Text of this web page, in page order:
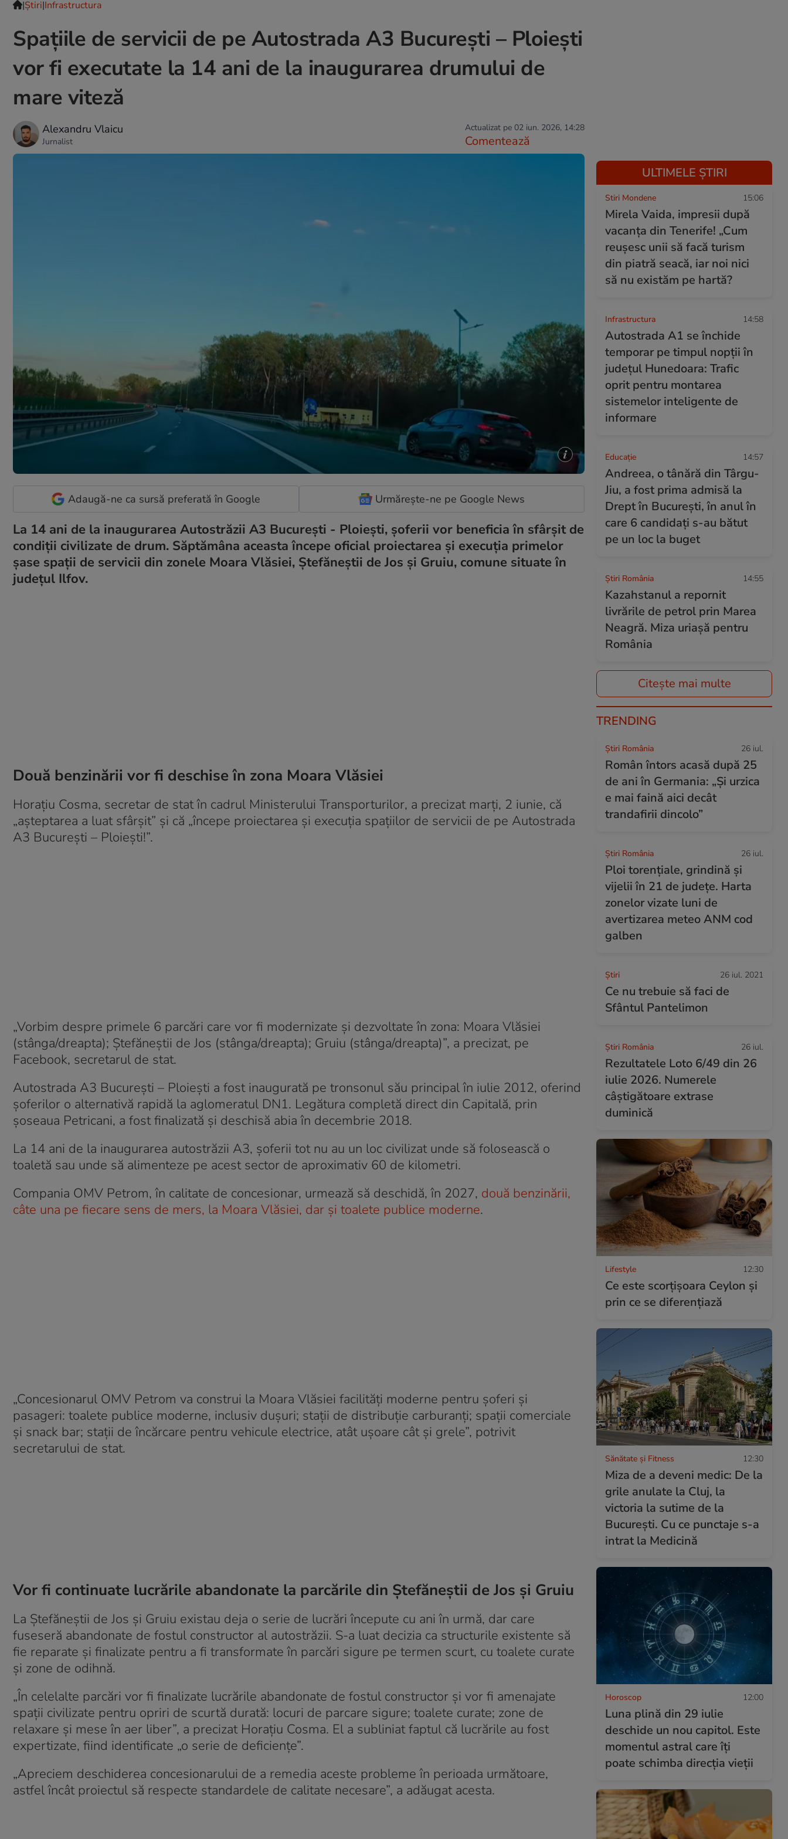
|Ştiri|Infrastructura
Spațiile de servicii de pe Autostrada A3 București – Ploiești
vor fi executate la 14 ani de la inaugurarea drumului de
mare viteză
Alexandru Vlaicu
Jurnalist
Actualizat pe 02 iun. 2026, 14:28
Comentează
Adaugă-ne ca sursă preferată în Google Urmărește-ne pe Google News
La 14 ani de la inaugurarea Autostrăzii A3 București - Ploiești, șoferii vor beneficia în sfârșit de
condiții civilizate de drum. Săptămâna aceasta începe oficial proiectarea și execuția primelor
șase spații de servicii din zonele Moara Vlăsiei, Ștefăneștii de Jos și Gruiu, comune situate în
județul Ilfov.
Două benzinării vor fi deschise în zona Moara Vlăsiei
Horațiu Cosma, secretar de stat în cadrul Ministerului Transporturilor, a precizat marți, 2 iunie, că
„așteptarea a luat sfârșit” și că „începe proiectarea și execuția spațiilor de servicii de pe Autostrada
A3 București – Ploiești!”.
„Vorbim despre primele 6 parcări care vor fi modernizate și dezvoltate în zona: Moara Vlăsiei
(stânga/dreapta); Ștefăneștii de Jos (stânga/dreapta); Gruiu (stânga/dreapta)”, a precizat, pe
Facebook, secretarul de stat.
Autostrada A3 București – Ploiești a fost inaugurată pe tronsonul său principal în iulie 2012, oferind
șoferilor o alternativă rapidă la aglomeratul DN1. Legătura completă direct din Capitală, prin
șoseaua Petricani, a fost finalizată și deschisă abia în decembrie 2018.
La 14 ani de la inaugurarea autostrăzii A3, șoferii tot nu au un loc civilizat unde să folosească o
toaletă sau unde să alimenteze pe acest sector de aproximativ 60 de kilometri.
Compania OMV Petrom, în calitate de concesionar, urmează să deschidă, în 2027, două benzinării,
câte una pe fiecare sens de mers, la Moara Vlăsiei, dar și toalete publice moderne.
„Concesionarul OMV Petrom va construi la Moara Vlăsiei facilități moderne pentru șoferi și
pasageri: toalete publice moderne, inclusiv dușuri; stații de distribuție carburanți; spații comerciale
și snack bar; stații de încărcare pentru vehicule electrice, atât ușoare cât și grele”, potrivit
secretarului de stat.
Vor fi continuate lucrările abandonate la parcările din Ștefăneștii de Jos și Gruiu
La Ștefăneștii de Jos și Gruiu existau deja o serie de lucrări începute cu ani în urmă, dar care
fuseseră abandonate de fostul constructor al autostrăzii. S-a luat decizia ca structurile existente să
fie reparate și finalizate pentru a fi transformate în parcări sigure pe termen scurt, cu toalete curate
și zone de odihnă.
„În celelalte parcări vor fi finalizate lucrările abandonate de fostul constructor și vor fi amenajate
spații civilizate pentru opriri de scurtă durată: locuri de parcare sigure; toalete curate; zone de
relaxare și mese în aer liber”, a precizat Horațiu Cosma. El a subliniat faptul că lucrările au fost
expertizate, fiind identificate „o serie de deficiențe”.
„Apreciem deschiderea concesionarului de a remedia aceste probleme în perioada următoare,
astfel încât proiectul să respecte standardele de calitate necesare”, a adăugat acesta.
ULTIMELE ȘTIRI
Stiri Mondene 15:06
Mirela Vaida, impresii după
vacanța din Tenerife! „Cum
reușesc unii să facă turism
din piatră seacă, iar noi nici
să nu existăm pe hartă?
Infrastructura 14:58
Autostrada A1 se închide
temporar pe timpul nopții în
județul Hunedoara: Trafic
oprit pentru montarea
sistemelor inteligente de
informare
Educație 14:57
Andreea, o tânără din Târgu-
Jiu, a fost prima admisă la
Drept în București, în anul în
care 6 candidați s-au bătut
pe un loc la buget
Știri România 14:55
Kazahstanul a repornit
livrările de petrol prin Marea
Neagră. Miza uriașă pentru
România
Citește mai multe
TRENDING
Știri România 26 iul.
Român întors acasă după 25
de ani în Germania: „Și urzica
e mai faină aici decât
trandafirii dincolo”
Știri România 26 iul.
Ploi torențiale, grindină și
vijelii în 21 de județe. Harta
zonelor vizate luni de
avertizarea meteo ANM cod
galben
Ştiri 26 iul. 2021
Ce nu trebuie să faci de
Sfântul Pantelimon
Știri România 26 iul.
Rezultatele Loto 6/49 din 26
iulie 2026. Numerele
câștigătoare extrase
duminică
Lifestyle 12:30
Ce este scorțișoara Ceylon și
prin ce se diferențiază
Sănătate și Fitness 12:30
Miza de a deveni medic: De la
grile anulate la Cluj, la
victoria la sutime de la
București. Cu ce punctaje s-a
intrat la Medicină
Horoscop 12:00
Luna plină din 29 iulie
deschide un nou capitol. Este
momentul astral care îți
poate schimba direcția vieții